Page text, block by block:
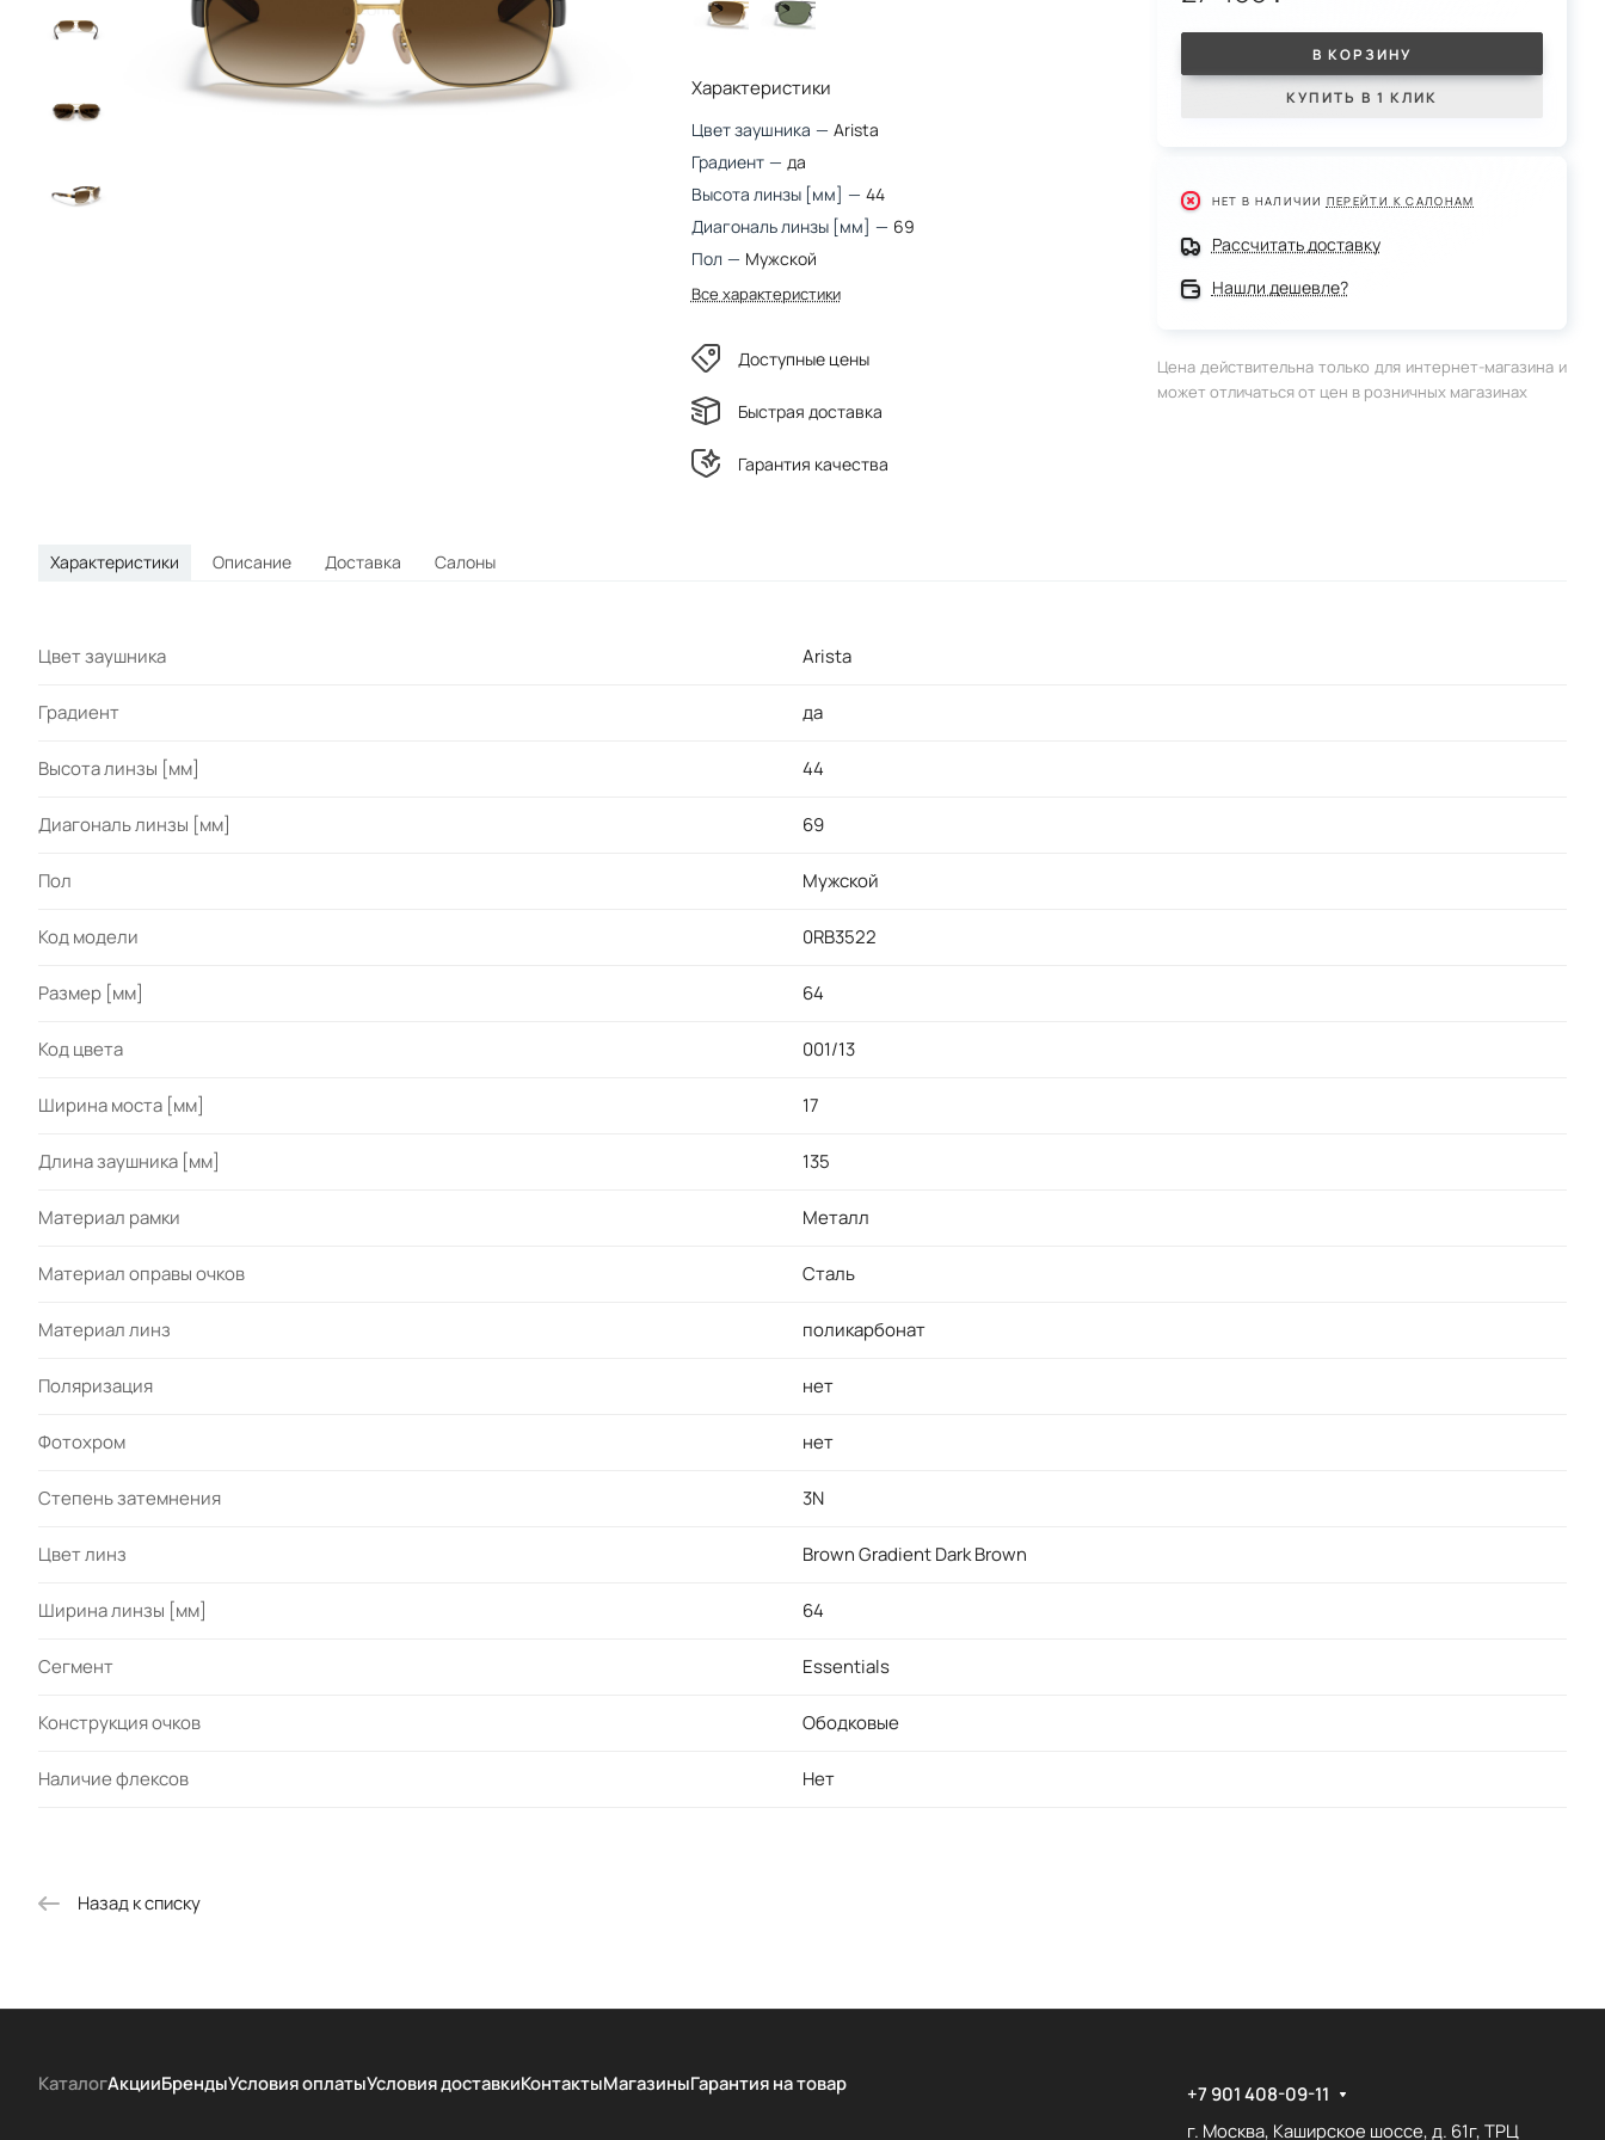
круглые
Характеристики
Цвет заушника — Arista
Градиент — да
Высота линзы [мм] — 44
Диагональ линзы [мм] — 69
Пол — Мужской
Все характеристики
Доступные цены
Быстрая доставка
Гарантия качества
В КОРЗИНУ
КУПИТЬ В 1 КЛИК
НЕТ В НАЛИЧИИ ПЕРЕЙТИ К САЛОНАМ
Рассчитать доставку
Нашли дешевле?
Цена действительна только для интернет-магазина и
может отличаться от цен в розничных магазинах
Характеристики Описание Доставка Салоны
Цвет заушника Arista
Градиент да
Высота линзы [мм] 44
Диагональ линзы [мм] 69
Пол Мужской
Код модели 0RB3522
Размер [мм] 64
Код цвета 001/13
Ширина моста [мм] 17
Длина заушника [мм] 135
Материал рамки Металл
Материал оправы очков Сталь
Материал линз поликарбонат
Поляризация нет
Фотохром нет
Степень затемнения 3N
Цвет линз Brown Gradient Dark Brown
Ширина линзы [мм] 64
Сегмент Essentials
Конструкция очков Ободковые
Наличие флексов Нет
Назад к списку
КаталогАкцииБрендыУсловия оплатыУсловия доставкиКонтактыМагазиныГарантия на товар +7 901 408-09-11
г. Москва, Каширское шоссе, д. 61г, ТРЦ